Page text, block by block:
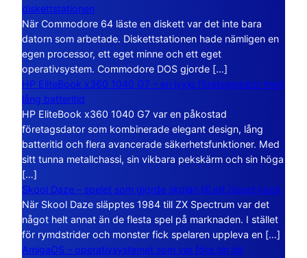
diskettstationen
När Commodore 64 läste en diskett var det inte bara
datorn som arbetade. Diskettstationen hade nämligen en
egen processor, ett eget minne och ett eget
operativsystem. Commodore DOS gjorde […]
HP EliteBook x360 1040 G7 – en lyxig företagsdator med
lång batteritid
HP EliteBook x360 1040 G7 var en påkostad
företagsdator som kombinerade elegant design, lång
batteritid och flera avancerade säkerhetsfunktioner. Med
sitt tunna metallchassi, sin vikbara pekskärm och sin höga
[…]
Skool Daze – spelet som gjorde skolan till ett öppet kaos
När Skool Daze släpptes 1984 till ZX Spectrum var det
något helt annat än de flesta spel på marknaden. I stället
för rymdstrider och monster fick spelaren uppleva en […]
AmigaOS – operativsystemet som var före sin tid